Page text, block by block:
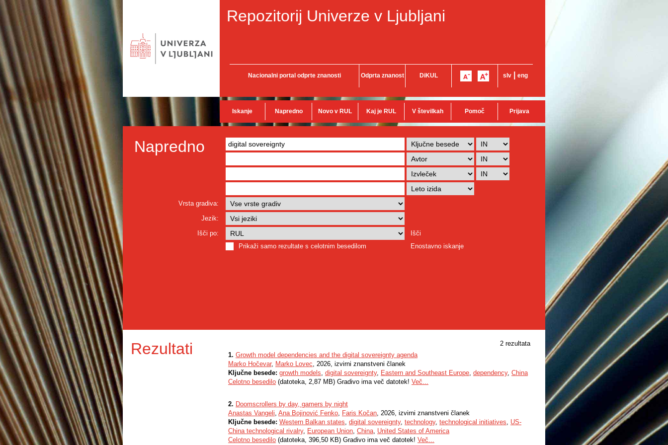
Repozitorij Univerze v Ljubljani
Nacionalni portal odprte znanosti Odprta znanost DiKUL slv eng
Iskanje Napredno Novo v RUL Kaj je RUL V številkah Pomoč Prijava
Napredno
Vrsta gradiva:
Jezik:
Išči po:
Išči
Prikaži samo rezultate s celotnim besedilom
Enostavno iskanje
Rezultati
2 rezultata
1. Growth model dependencies and the digital sovereignty agenda
Marko Hočevar, Marko Lovec, 2026, izvirni znanstveni članek
Ključne besede: growth models, digital sovereignty, Eastern and Southeast Europe, dependency, China
Celotno besedilo (datoteka, 2,87 MB) Gradivo ima več datotek! Več...
2. Doomscrollers by day, gamers by night
Anastas Vangeli, Ana Bojinović Fenko, Faris Kočan, 2026, izvirni znanstveni članek
Ključne besede: Western Balkan states, digital sovereignty, technology, technological initiatives, US-
China technological rivalry, European Union, China, United States of America
Celotno besedilo (datoteka, 396,50 KB) Gradivo ima več datotek! Več...